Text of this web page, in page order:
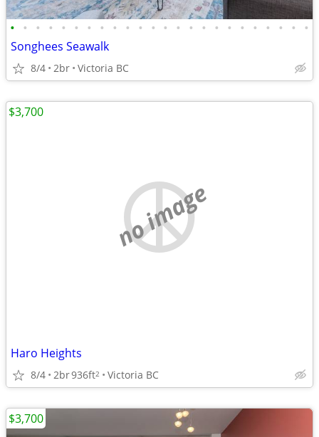
• • • • • • • • • • • • • • • • • • • • • • • •
Songhees Seawalk
8/4 2br Victoria BC
no image
Haro Heights
8/4 2br936ft2 Victoria BC
$3,700
$3,700